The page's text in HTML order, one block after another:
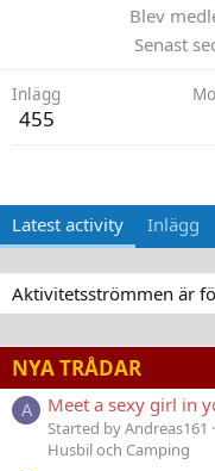
Blev
Senast
Inlägg
455
Latest activity Inlägg
Aktivitetsströmmen är
NYA TRÅDAR
A Meet a sexy girl in
Started by Andreas161
Husbil och Camping